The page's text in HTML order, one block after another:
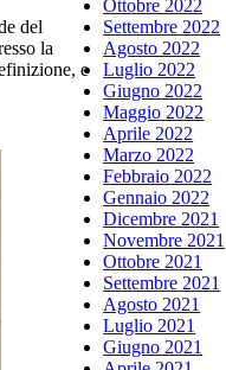
del
la
e
Ottobre 2022
Settembre 2022
Agosto 2022
Luglio 2022
Giugno 2022
Maggio 2022
Aprile 2022
Marzo 2022
Febbraio 2022
Gennaio 2022
Dicembre 2021
Novembre 2021
Ottobre 2021
Settembre 2021
Agosto 2021
Luglio 2021
Giugno 2021